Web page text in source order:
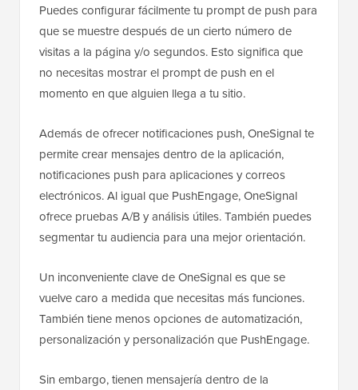
Puedes configurar fácilmente tu prompt de push para
que se muestre después de un cierto número de
visitas a la página y/o segundos. Esto significa que
no necesitas mostrar el prompt de push en el
momento en que alguien llega a tu sitio.
Además de ofrecer notificaciones push, OneSignal te
permite crear mensajes dentro de la aplicación,
notificaciones push para aplicaciones y correos
electrónicos. Al igual que PushEngage, OneSignal
ofrece pruebas A/B y análisis útiles. También puedes
segmentar tu audiencia para una mejor orientación.
Un inconveniente clave de OneSignal es que se
vuelve caro a medida que necesitas más funciones.
También tiene menos opciones de automatización,
personalización y personalización que PushEngage.
Sin embargo, tienen mensajería dentro de la